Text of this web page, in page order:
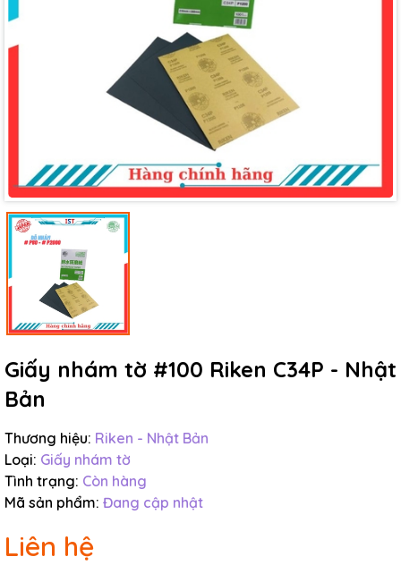
Giấy nhám tờ #100 Riken C34P - Nhật
Bản
Thương hiệu: Riken - Nhật Bản
Loại: Giấy nhám tờ
Tình trạng: Còn hàng
Mã sản phẩm: Đang cập nhật
Liên hệ
Mã giảm giá:
Ngày hết hạn:
Điều kiện: